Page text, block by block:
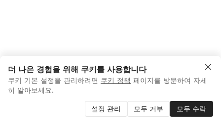
더 나은 경험을 위해 쿠키를 사용합니다
쿠키 기본 설정을 관리하려면 쿠키 정책 페이지를 방문하여 자세
히 알아보세요.
설정 관리 모두 거부 모두 수락